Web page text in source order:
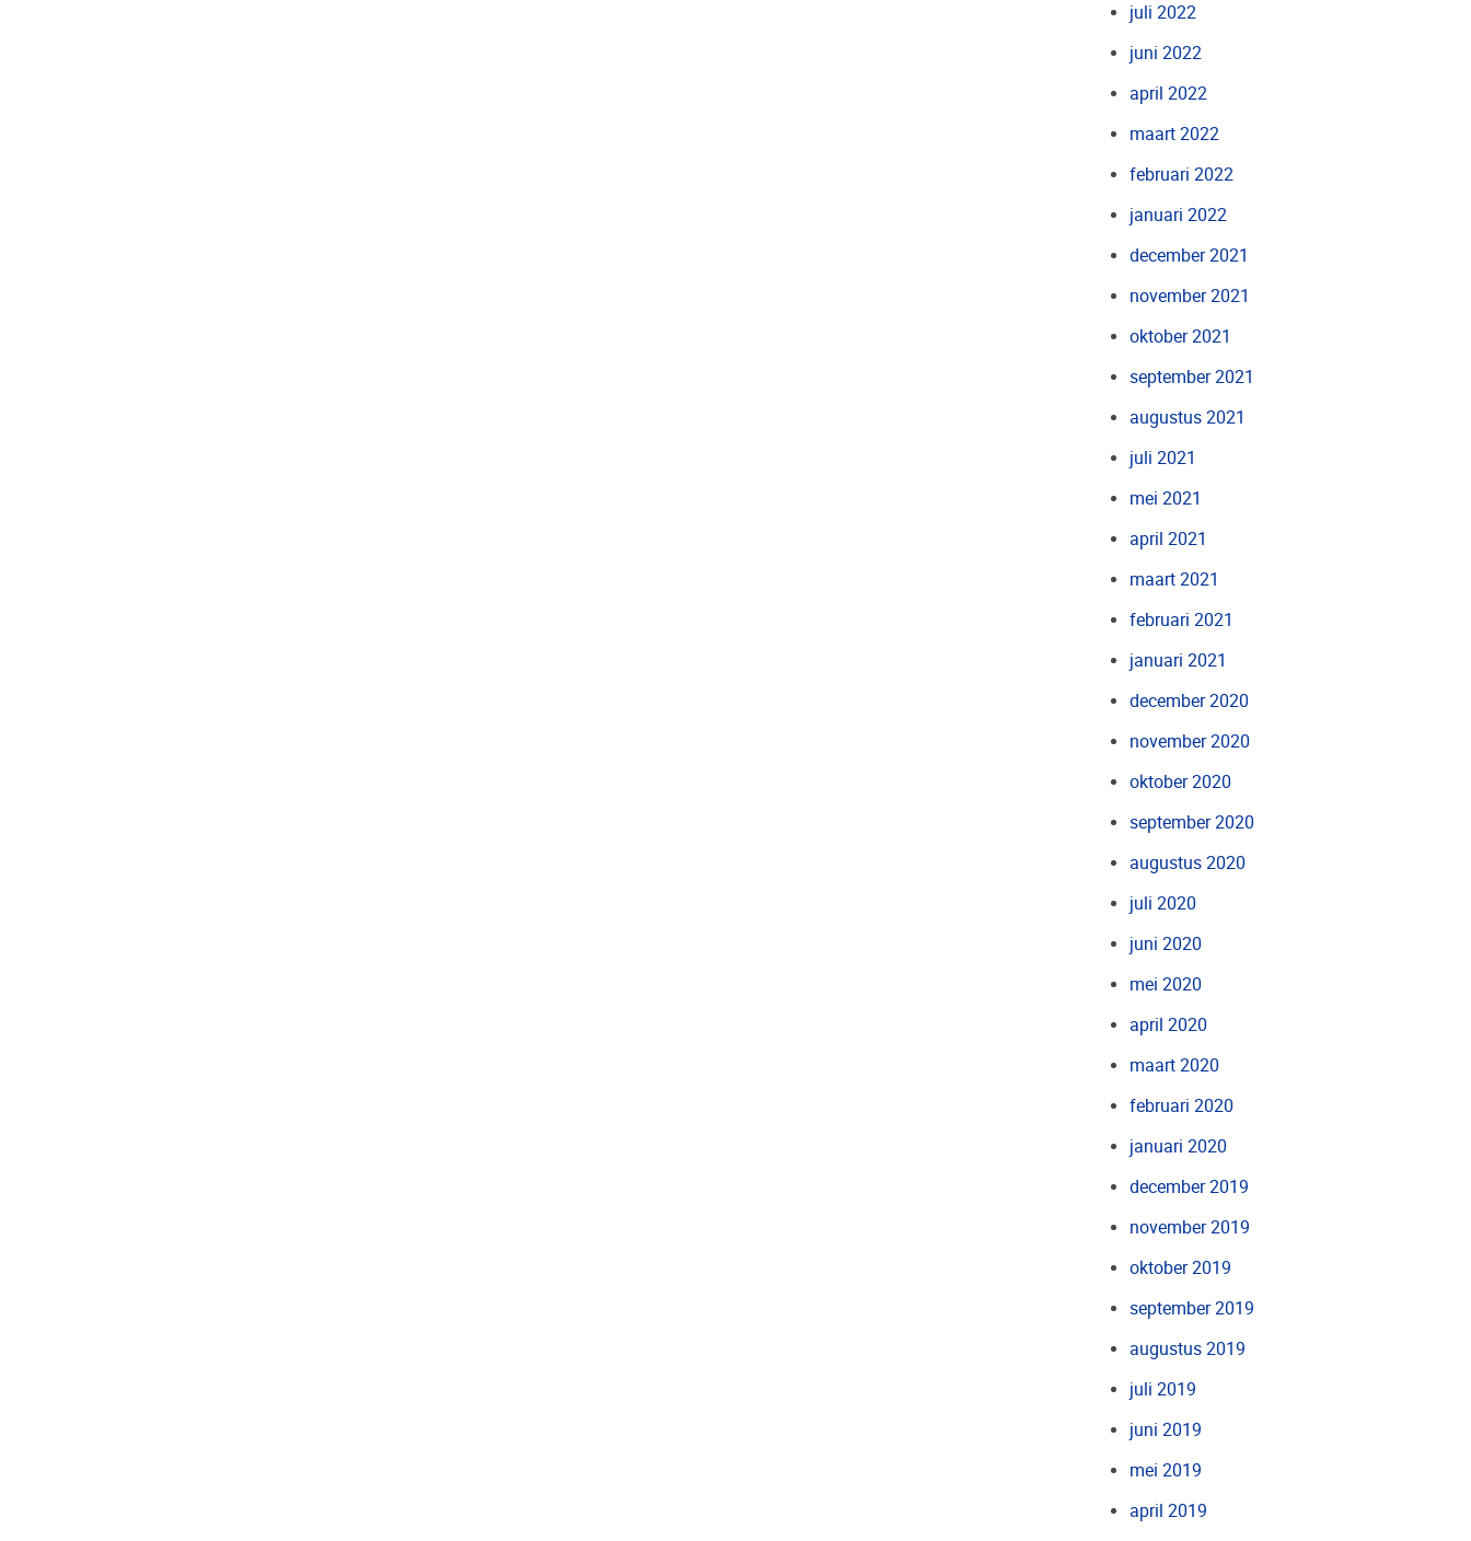
juli 2022
juni 2022
april 2022
maart 2022
februari 2022
januari 2022
december 2021
november 2021
oktober 2021
september 2021
augustus 2021
juli 2021
mei 2021
april 2021
maart 2021
februari 2021
januari 2021
december 2020
november 2020
oktober 2020
september 2020
augustus 2020
juli 2020
juni 2020
mei 2020
april 2020
maart 2020
februari 2020
januari 2020
december 2019
november 2019
oktober 2019
september 2019
augustus 2019
juli 2019
juni 2019
mei 2019
april 2019